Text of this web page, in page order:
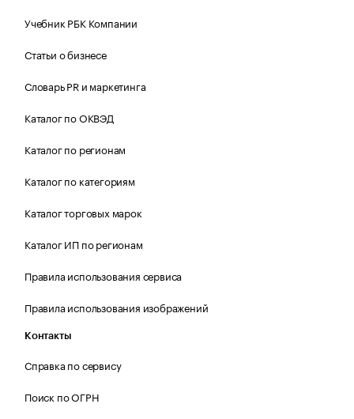
Учебник РБК Компании
Статьи о бизнесе
Словарь PR и маркетинга
Каталог по ОКВЭД
Каталог по регионам
Каталог по категориям
Каталог торговых марок
Каталог ИП по регионам
Правила использования сервиса
Правила использования изображений
Контакты
Справка по сервису
Поиск по ОГРН